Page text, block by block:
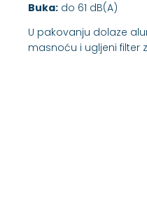
Buka: do 61 dB(A)
U pakovanju dolaze
masnoću i ugljeni filter